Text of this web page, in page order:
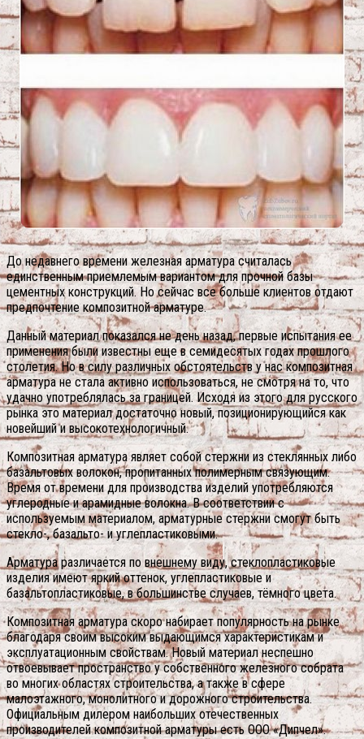
До недавнего времени железная арматура считалась
единственным приемлемым вариантом для прочной базы
цементных конструкций. Но сейчас все больше клиентов отдают
предпочтение композитной арматуре.
Данный материал показался не день назад, первые испытания ее
применения были известны еще в семидесятых годах прошлого
столетия. Но в силу различных обстоятельств у нас композитная
арматура не стала активно использоваться, не смотря на то, что
удачно употреблялась за границей. Исходя из этого для русского
рынка это материал достаточно новый, позиционирующийся как
новейший и высокотехнологичный.
Композитная арматура являет собой стержни из стеклянных либо
базальтовых волокон, пропитанных полимерным связующим.
Время от времени для производства изделий употребляются
углеродные и арамидные волокна. В соответствии с
используемым материалом, арматурные стержни смогут быть
стекло-, базальто- и углепластиковыми.
Арматура различается по внешнему виду, стеклопластиковые
изделия имеют яркий оттенок, углепластиковые и
базальтопластиковые, в большинстве случаев, тёмного цвета.
Композитная арматура скоро набирает популярность на рынке
благодаря своим высоким выдающимся характеристикам и
эксплуатационным свойствам. Новый материал неспешно
отвоевывает пространство у собственного железного собрата
во многих областях строительства, а также в сфере
малоэтажного, монолитного и дорожного строительства.
Официальным дилером наибольших отечественных
производителей композитной арматуры есть ООО «Дипчел».